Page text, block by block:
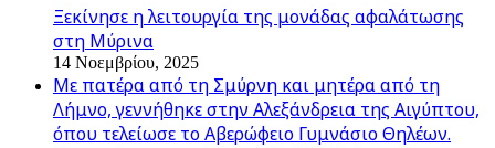
Ξεκίνησε η λειτουργία της μονάδας αφαλάτωσης
στη Μύρινα
14 Νοεμβρίου, 2025
Με πατέρα από τη Σμύρνη και μητέρα από τη
Λήμνο, γεννήθηκε στην Αλεξάνδρεια της Αιγύπτου,
όπου τελείωσε το Αβερώφειο Γυμνάσιο Θηλέων.